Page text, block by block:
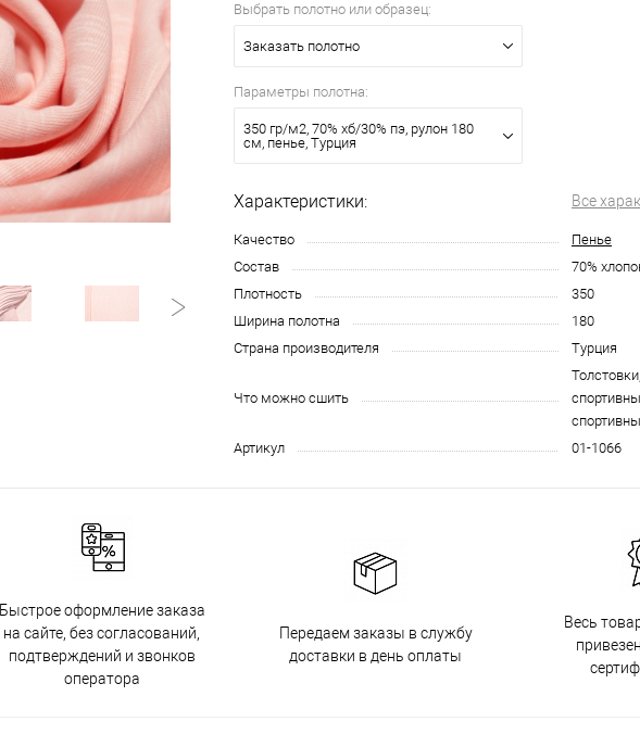
Выбрать полотно или образец:
Заказать полотно
Параметры полотна:
350 гр/м2, 70% хб/30% пэ, рулон 180
см, пенье, Турция
Характеристики: Все
Качество
Пенье
Состав
70%
Плотность
350
Ширина полотна
180
Страна производителя
Турция
Что можно сшить
Артикул
01-1066
Быстрое оформление заказа
на сайте, без согласований,
подтверждений и звонков
оператора
Передаем заказы в службу
доставки в день оплаты
Весь